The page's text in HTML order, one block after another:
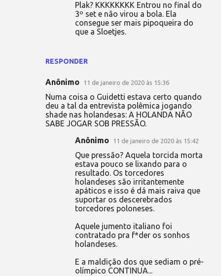
RESPONDER
Plak? KKKKKKKK Entrou no final do
3º set e não virou a bola. Ela
consegue ser mais pipoqueira do
que a Sloetjes.
Anônimo 11 de janeiro de 2020 às 15:36
Numa coisa o Guidetti estava certo quando
deu a tal da entrevista polêmica jogando
shade nas holandesas: A HOLANDA NÃO
SABE JOGAR SOB PRESSÃO.
Anônimo 11 de janeiro de 2020 às 15:42
Que pressão? Aquela torcida morta
estava pouco se lixando para o
resultado. Os torcedores
holandeses são irritantemente
apáticos e isso é dá mais raiva que
suportar os descerebrados
torcedores poloneses.
Aquele jumento italiano foi
contratado pra f*der os sonhos
holandeses.
E a maldição dos que sediam o pré-
olímpico CONTINUA...